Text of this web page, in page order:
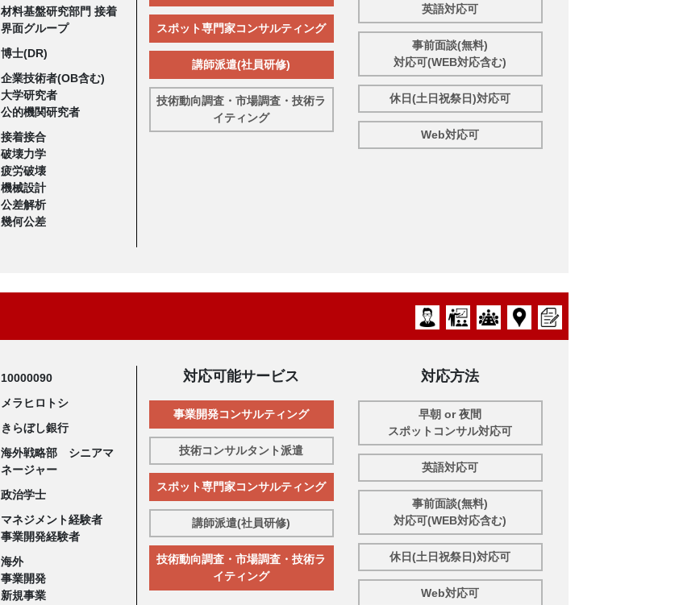
材料基盤研究部門 接着
界面グループ
博士(DR)
企業技術者(OB含む)
大学研究者
公的機関研究者
接着接合
破壊力学
疲労破壊
機械設計
公差解析
幾何公差
スポット専門家コンサルティング
講師派遣(社員研修)
技術動向調査・市場調査・技術ラ
イティング
英語対応可
事前面談(無料)
対応可(WEB対応含む)
休日(土日祝祭日)対応可
Web対応可
10000090
メラヒロトシ
きらぼし銀行
海外戦略部 シニアマ
ネージャー
政治学士
マネジメント経験者
事業開発経験者
海外
事業開発
新規事業
対応可能サービス
事業開発コンサルティング
技術コンサルタント派遣
スポット専門家コンサルティング
講師派遣(社員研修)
技術動向調査・市場調査・技術ラ
イティング
対応方法
早朝 or 夜間
スポットコンサル対応可
英語対応可
事前面談(無料)
対応可(WEB対応含む)
休日(土日祝祭日)対応可
Web対応可